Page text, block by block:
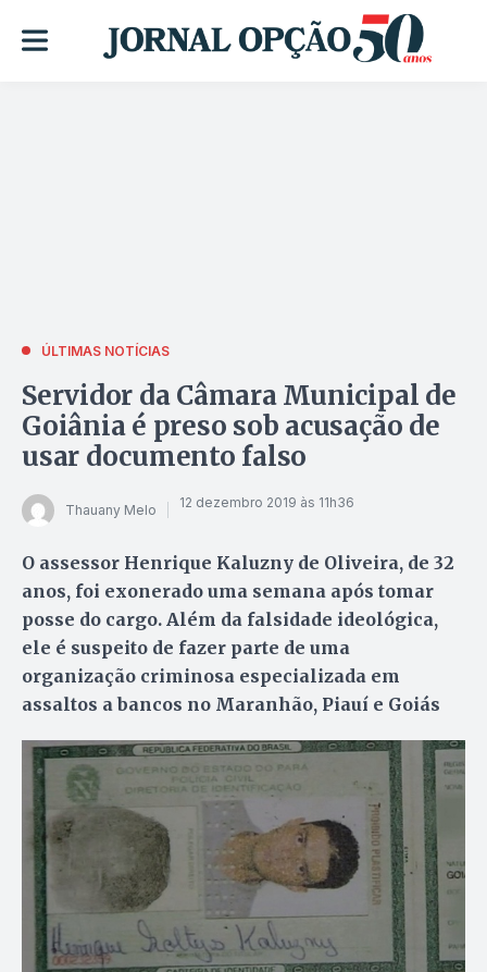
ÚLTIMAS NOTÍCIAS
Servidor da Câmara Municipal de
Goiânia é preso sob acusação de
usar documento falso
Thauany Melo 12 dezembro 2019 às 11h36
O assessor Henrique Kaluzny de Oliveira, de 32
anos, foi exonerado uma semana após tomar
posse do cargo. Além da falsidade ideológica,
ele é suspeito de fazer parte de uma
organização criminosa especializada em
assaltos a bancos no Maranhão, Piauí e Goiás